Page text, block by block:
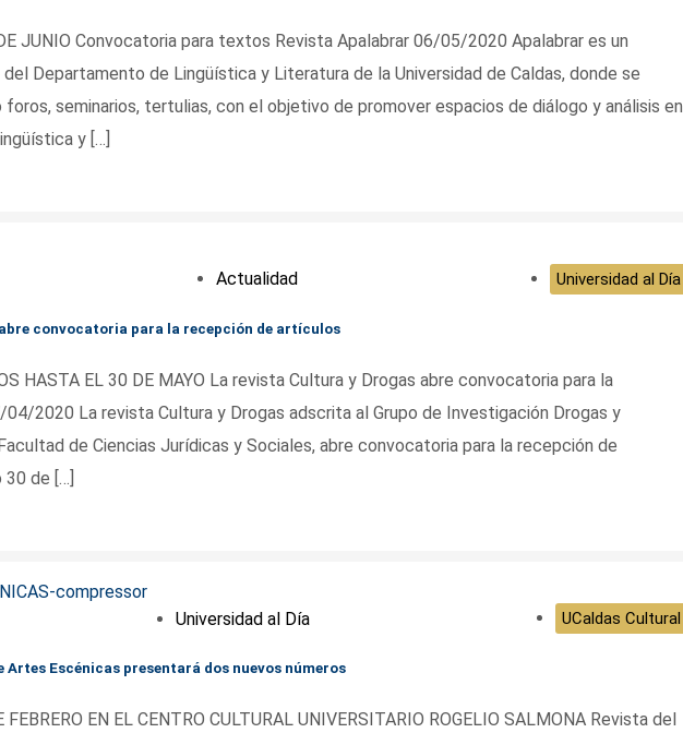
JUNIO Convocatoria para textos Revista Apalabrar 06/05/2020 Apalabrar es un
Departamento de Lingüística y Literatura de la Universidad de Caldas, donde se
seminarios, tertulias, con el objetivo de promover espacios de diálogo y análisis en
y […]
Actualidad Universidad al Día
convocatoria para la recepción de artículos
HASTA EL 30 DE MAYO La revista Cultura y Drogas abre convocatoria para la
2020 La revista Cultura y Drogas adscrita al Grupo de Investigación Drogas y
de Ciencias Jurídicas y Sociales, abre convocatoria para la recepción de
de […]
Universidad al Día UCaldas Cultural
Artes Escénicas presentará dos nuevos números
FEBRERO EN EL CENTRO CULTURAL UNIVERSITARIO ROGELIO SALMONA Revista del